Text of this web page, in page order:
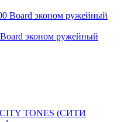
эконом ружейный